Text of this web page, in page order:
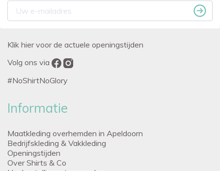
Klik hier voor de actuele openingstijden
Volg ons via
#NoShirtNoGlory
Informatie
Maatkleding overhemden in Apeldoorn
Bedrijfskleding & Vakkleding
Openingstijden
Over Shirts & Co